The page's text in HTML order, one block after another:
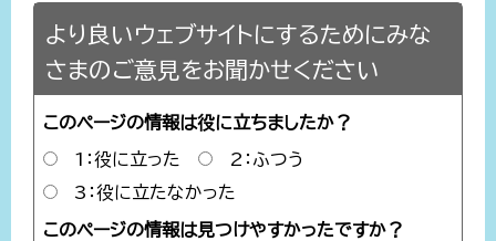
より良いウェブサイトにするためにみな
さまのご意見をお聞かせください
このページの情報は役に立ちましたか？
1：役に立った
2：ふつう
3：役に立たなかった
このページの情報は見つけやすかったですか？